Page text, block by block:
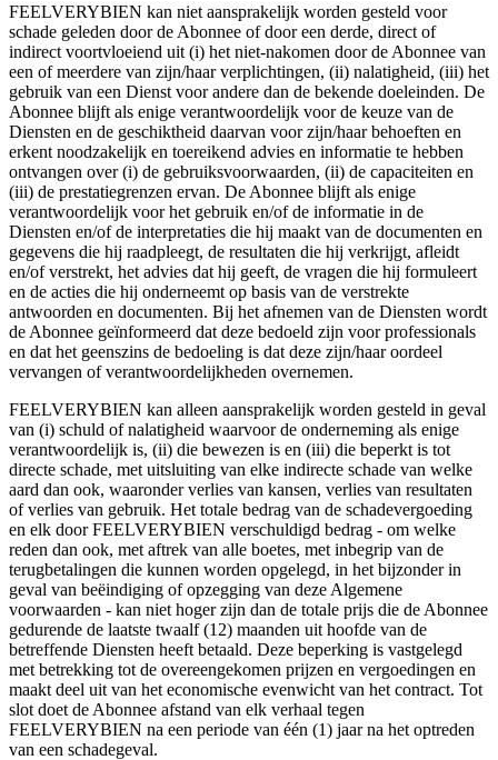
FEELVERYBIEN kan niet aansprakelijk worden gesteld voor
schade geleden door de Abonnee of door een derde, direct of
indirect voortvloeiend uit (i) het niet-nakomen door de Abonnee van
een of meerdere van zijn/haar verplichtingen, (ii) nalatigheid, (iii) het
gebruik van een Dienst voor andere dan de bekende doeleinden. De
Abonnee blijft als enige verantwoordelijk voor de keuze van de
Diensten en de geschiktheid daarvan voor zijn/haar behoeften en
erkent noodzakelijk en toereikend advies en informatie te hebben
ontvangen over (i) de gebruiksvoorwaarden, (ii) de capaciteiten en
(iii) de prestatiegrenzen ervan. De Abonnee blijft als enige
verantwoordelijk voor het gebruik en/of de informatie in de
Diensten en/of de interpretaties die hij maakt van de documenten en
gegevens die hij raadpleegt, de resultaten die hij verkrijgt, afleidt
en/of verstrekt, het advies dat hij geeft, de vragen die hij formuleert
en de acties die hij onderneemt op basis van de verstrekte
antwoorden en documenten. Bij het afnemen van de Diensten wordt
de Abonnee geïnformeerd dat deze bedoeld zijn voor professionals
en dat het geenszins de bedoeling is dat deze zijn/haar oordeel
vervangen of verantwoordelijkheden overnemen.
FEELVERYBIEN kan alleen aansprakelijk worden gesteld in geval
van (i) schuld of nalatigheid waarvoor de onderneming als enige
verantwoordelijk is, (ii) die bewezen is en (iii) die beperkt is tot
directe schade, met uitsluiting van elke indirecte schade van welke
aard dan ook, waaronder verlies van kansen, verlies van resultaten
of verlies van gebruik. Het totale bedrag van de schadevergoeding
en elk door FEELVERYBIEN verschuldigd bedrag - om welke
reden dan ook, met aftrek van alle boetes, met inbegrip van de
terugbetalingen die kunnen worden opgelegd, in het bijzonder in
geval van beëindiging of opzegging van deze Algemene
voorwaarden - kan niet hoger zijn dan de totale prijs die de Abonnee
gedurende de laatste twaalf (12) maanden uit hoofde van de
betreffende Diensten heeft betaald. Deze beperking is vastgelegd
met betrekking tot de overeengekomen prijzen en vergoedingen en
maakt deel uit van het economische evenwicht van het contract. Tot
slot doet de Abonnee afstand van elk verhaal tegen
FEELVERYBIEN na een periode van één (1) jaar na het optreden
van een schadegeval.